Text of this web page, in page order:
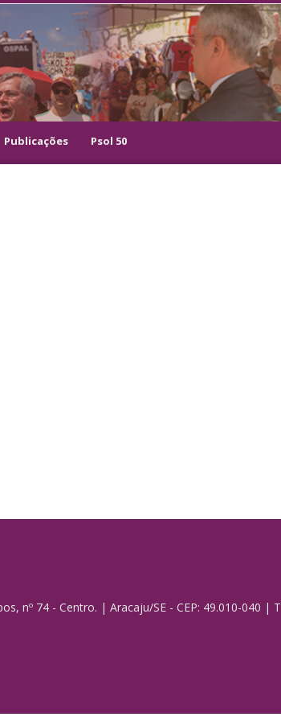
Publicações Psol 50
nº 74 - Centro. | Aracaju/SE - CEP: 49.010-040 |